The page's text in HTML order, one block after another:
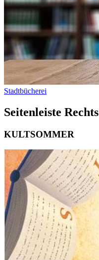
Stadtbücherei
Seitenleiste Rechts
KULTSOMMER